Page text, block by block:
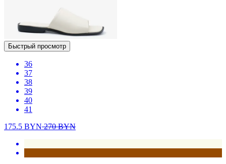
Быстрый просмотр
36
37
38
39
40
41
175.5 BYN270BYN